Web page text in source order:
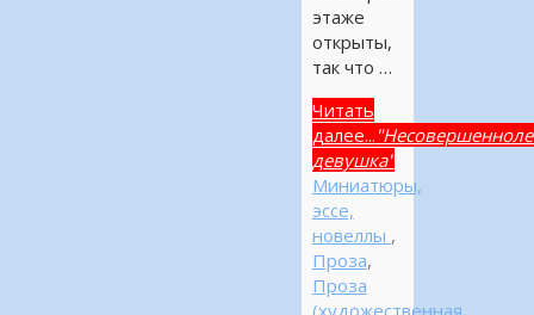
этаже
открыты,
так что …
Читать
далее...
девушка"
Миниатюры,
эссе,
новеллы ,
Проза,
Проза